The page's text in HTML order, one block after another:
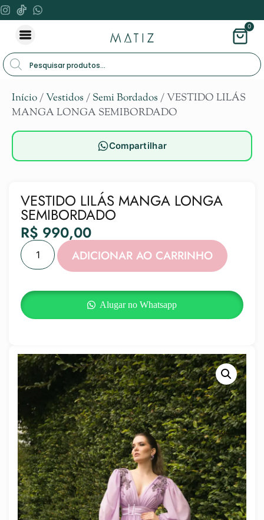
0
Início/Vestidos / Semi Bordados / VESTIDO LILÁS
MANGA LONGA SEMIBORDADO
Compartilhar
VESTIDO LILÁS MANGA LONGA
SEMIBORDADO
R$ 990,00
ADICIONAR AO CARRINHO
Alugar no Whatsapp